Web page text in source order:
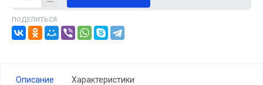
ПОДЕЛИТЬСЯ:
Описание Характеристики